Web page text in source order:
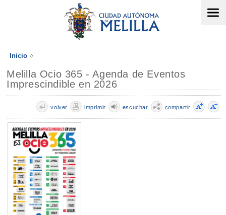
Inicio
Melilla Ocio 365 - Agenda de Eventos
Imprescindible en 2026
compartir
escuchar
imprimir
volver